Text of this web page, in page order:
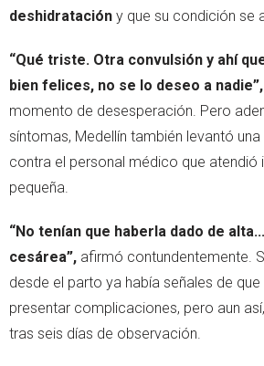
deshidratación y que su condición se
“Qué triste. Otra convulsión y ahí
bien felices, no se lo deseo a nadie”,
momento de desesperación. Pero
síntomas, Medellín también levantó
contra el personal médico que atendió
pequeña.
“No tenían que haberla dado de
cesárea”, afirmó contundentemente.
desde el parto ya había señales de
presentar complicaciones, pero aun
tras seis días de observación.